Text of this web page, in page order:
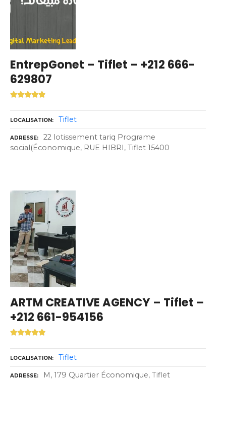
EntrepGonet – Tiflet – +212 666-
629807
LOCALISATION Tiflet
ADRESSE
22 lotissement tariq Programe
social(Économique, RUE HIBRI, Tiflet 15400
ARTM CREATIVE AGENCY – Tiflet –
+212 661-954156
LOCALISATION Tiflet
ADRESSE M, 179 Quartier Économique, Tiflet